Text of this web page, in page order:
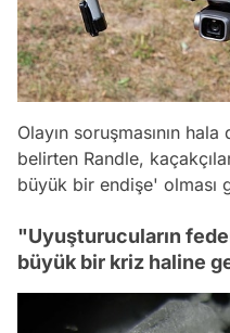
Olayın soruşmasının
belirten Randle,
büyük bir endişe' olması
"Uyuşturucuların
büyük bir kriz haline